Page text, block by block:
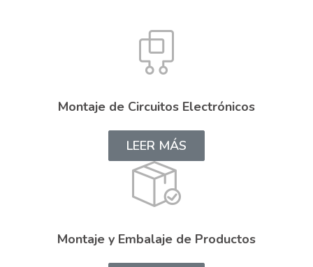
Montaje de Circuitos Electrónicos
LEER MÁS
Montaje y Embalaje de Productos